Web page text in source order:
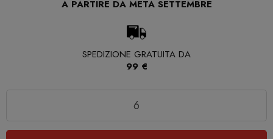
A PARTIRE DA METÀ SETTEMBRE
SPEDIZIONE GRATUITA DA
99 €